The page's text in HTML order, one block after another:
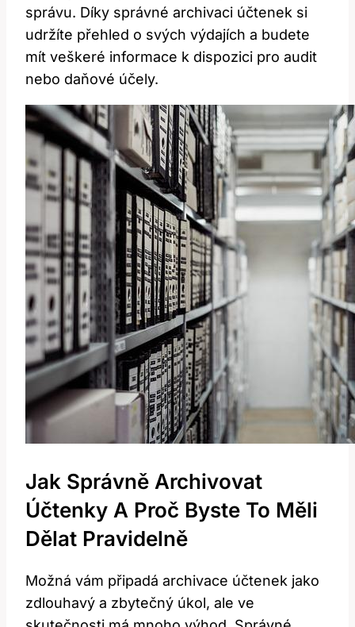
správu.‍ Díky správné ⁤archivaci účtenek ⁢si
udržíte přehled o ​svých⁣ výdajích a budete
mít veškeré informace k ‍dispozici pro audit
nebo daňové ⁤účely.
Jak Správně Archivovat
Účtenky A Proč Byste To Měli
Dělat Pravidelně
Možná‌ vám připadá archivace účtenek jako
zdlouhavý a zbytečný úkol, ale ve